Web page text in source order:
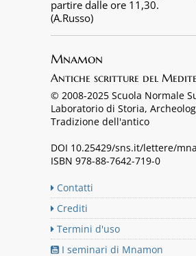
partire dalle ore 11,30.
(A.Russo)
Mnamon
Antiche scritture del
© 2008-2025 Scuola Normale
Laboratorio di Storia,
Tradizione dell'antico
DOI 10.25429/sns.it/lettere/
ISBN 978-88-7642-719-0
Contatti
Crediti
Termini d'uso
I seminari di Mnamon